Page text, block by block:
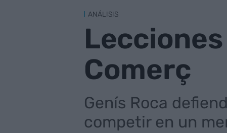
ANÁLISIS
Comerç
Genís Roca
competir en un